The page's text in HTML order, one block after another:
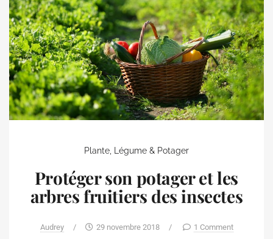
Plante, Légume & Potager
Protéger son potager et les
arbres fruitiers des insectes
Audrey / 29 novembre 2018 / 1 Comment